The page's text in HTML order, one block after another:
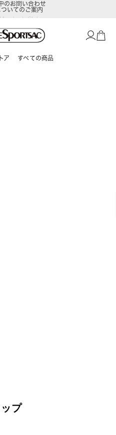
Club
ャンペーン開催中
いてのご案内
ア
すべての商品
プ